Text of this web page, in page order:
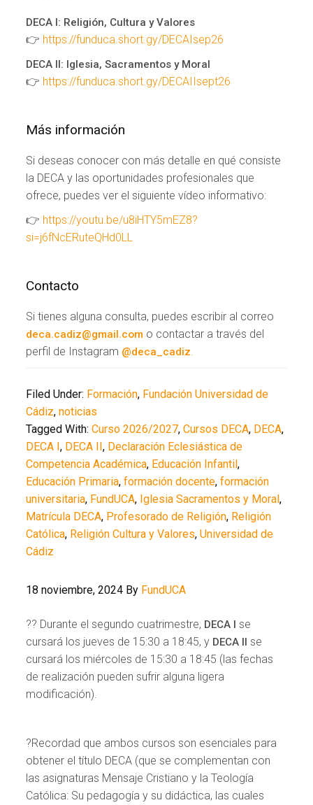
DECA I: Religión, Cultura y Valores
👉 https://funduca.short.gy/DECAIsep26
DECA II: Iglesia, Sacramentos y Moral
👉 https://funduca.short.gy/DECAIIsept26
Más información
Si deseas conocer con más detalle en qué consiste
la DECA y las oportunidades profesionales que
ofrece, puedes ver el siguiente vídeo informativo:
👉 https://youtu.be/u8iHTY5mEZ8?
si=j6fNcERuteQHd0LL
Contacto
Si tienes alguna consulta, puedes escribir al correo
deca.cadiz@gmail.com o contactar a través del
perfil de Instagram @deca_cadiz.
Filed Under: Formación, Fundación Universidad de
Cádiz,noticias
Tagged With:Curso 2026/2027,Cursos DECA, DECA,
DECA I, DECA II, Declaración Eclesiástica de
Competencia Académica, Educación Infantil,
Educación Primaria,formación docente,formación
universitaria, FundUCA, Iglesia Sacramentos y Moral,
Matrícula DECA, Profesorado de Religión, Religión
Católica, Religión Cultura y Valores,Universidad de
Cádiz
18 noviembre, 2024 By FundUCA
?? Durante el segundo cuatrimestre, DECA I se
cursará los jueves de 15:30 a 18:45, y DECA II se
cursará los miércoles de 15:30 a 18:45 (las fechas
de realización pueden sufrir alguna ligera
modificación).
?Recordad que ambos cursos son esenciales para
obtener el título DECA (que se complementan con
las asignaturas Mensaje Cristiano y la Teología
Católica: Su pedagogía y su didáctica, las cuales